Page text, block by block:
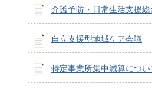
介護予防・日常生活支援総
自立支援型地域ケア会議
特定事業所集中減算につい